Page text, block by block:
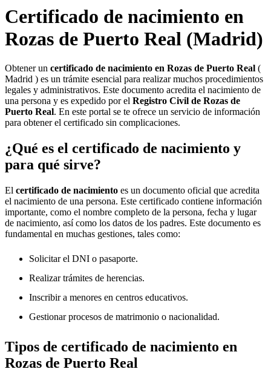
Certificado de nacimiento en
Rozas de Puerto Real (Madrid)
Obtener un certificado de nacimiento en Rozas de Puerto Real (
Madrid ) es un trámite esencial para realizar muchos procedimientos
legales y administrativos. Este documento acredita el nacimiento de
una persona y es expedido por el Registro Civil de Rozas de
Puerto Real. En este portal se te ofrece un servicio de información
para obtener el certificado sin complicaciones.
¿Qué es el certificado de nacimiento y
para qué sirve?
El certificado de nacimiento es un documento oficial que acredita
el nacimiento de una persona. Este certificado contiene información
importante, como el nombre completo de la persona, fecha y lugar
de nacimiento, así como los datos de los padres. Este documento es
fundamental en muchas gestiones, tales como:
Solicitar el DNI o pasaporte.
Realizar trámites de herencias.
Inscribir a menores en centros educativos.
Gestionar procesos de matrimonio o nacionalidad.
Tipos de certificado de nacimiento en
Rozas de Puerto Real